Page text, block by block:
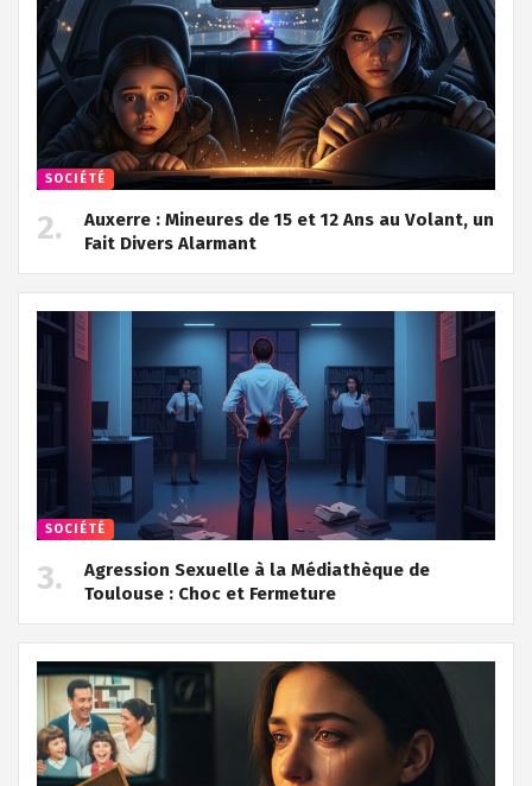
SOCIÉTÉ
Auxerre : Mineures de 15 et 12 Ans au Volant, un
Fait Divers Alarmant
SOCIÉTÉ
Agression Sexuelle à la Médiathèque de
Toulouse : Choc et Fermeture